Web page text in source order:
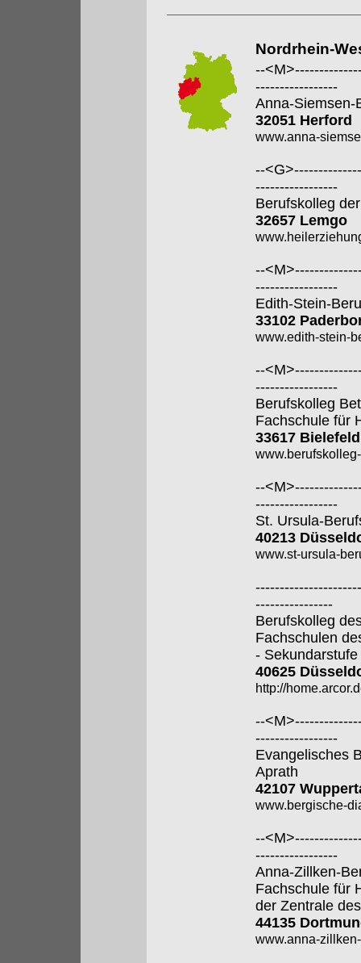
Nordrhein-
--
-----------------
Anna-Siemsen-
32051 Herford
www.anna-
--
-----------------
Berufskolleg
32657 Lemgo
--
-----------------
Edith-Stein-
33102
www.edith-stein-
--
-----------------
Berufskolleg
Fachschule für
33617 Bielefeld
--
-----------------
St. Ursula-
40213
www.st-ursula-
----------------
Berufskolleg
Fachschulen
- Sekundarstufe
40625
http://
--
-----------------
Evangelisches
Aprath
42107
www.bergische-
--
-----------------
Anna-Zillken-
Fachschule für
der Zentrale
44135
www.anna-